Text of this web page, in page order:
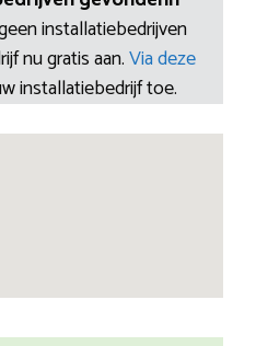
installatiebedrijven
nu gratis aan.Via deze
installatiebedrijf toe.